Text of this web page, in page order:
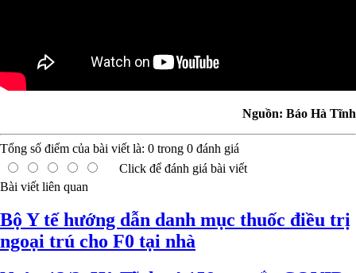
Nguồn: Báo Hà Tĩnh
Tổng số điểm của bài viết là: 0 trong 0 đánh giá
Click để đánh giá bài viết
Bài viết liên quan
Bộ Y tế hướng dẫn danh mục thuốc điều trị
ngoại trú cho F0 tại nhà